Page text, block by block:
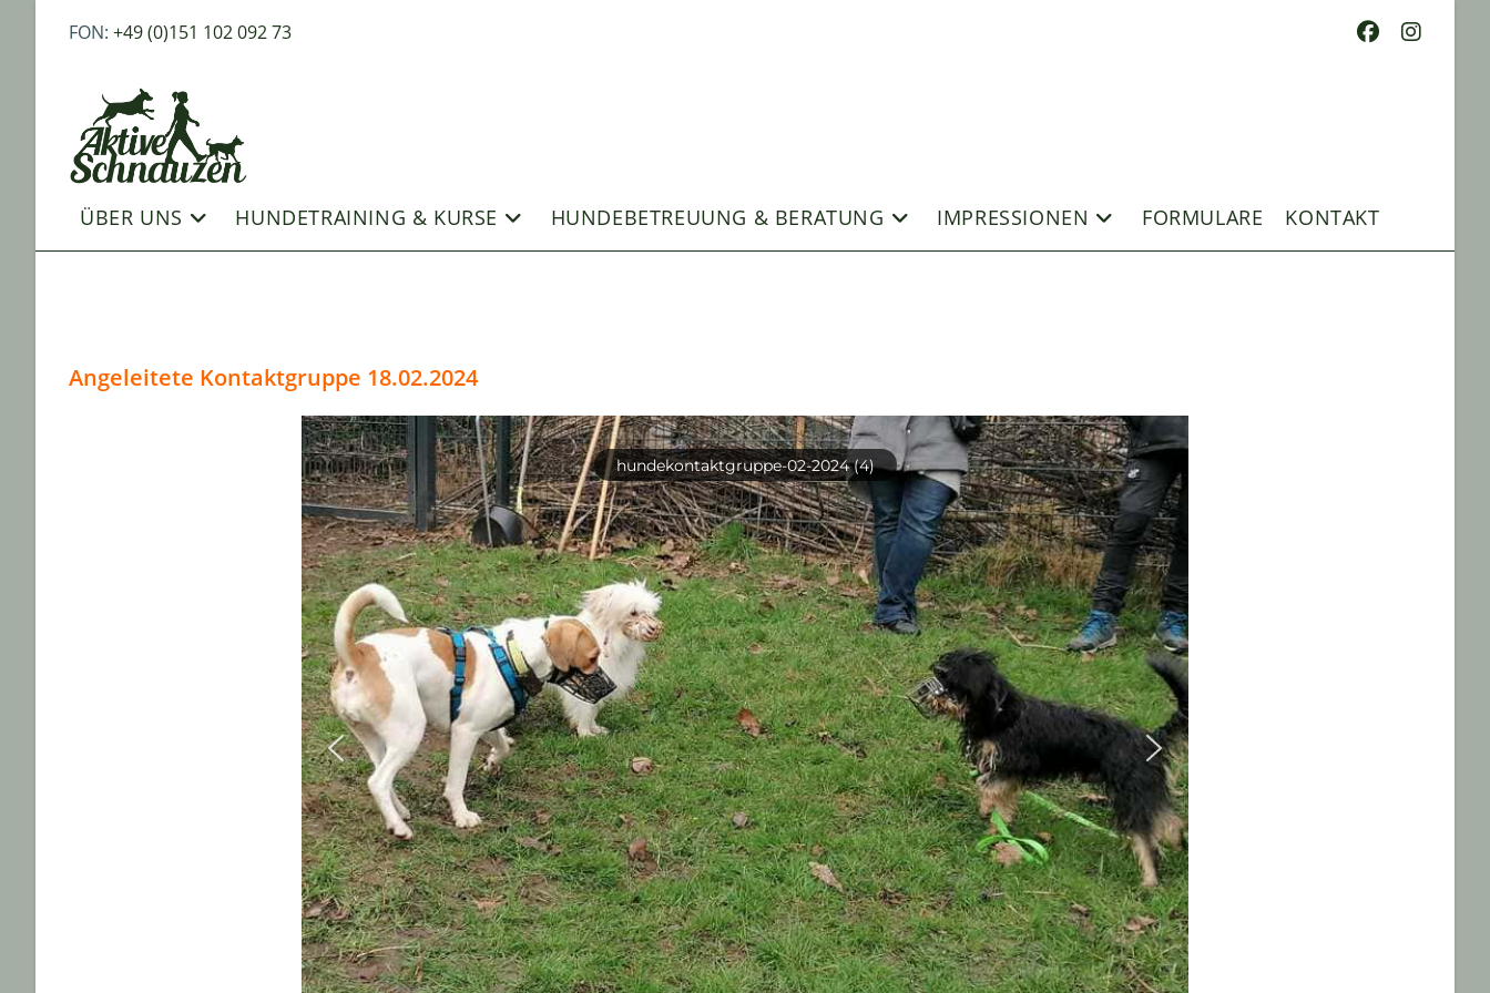
FON: +49 (0)151 102 092 73
ÜBER UNS HUNDETRAINING & KURSE HUNDEBETREUUNG & BERATUNG IMPRESSIONEN FORMULARE KONTAKT
Angeleitete Kontaktgruppe 18.02.2024
hundekontaktgruppe-02-2024 (4)